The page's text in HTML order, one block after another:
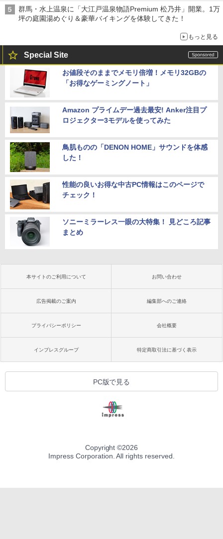
群馬・水上温泉に「大江戸温泉物語Premium 松乃井」開業。1万
坪の庭園湯めぐり＆豪華バイキングを体験してきた！
もっと見る
Special Site
お値段そのままでメモリ倍増！メモリ32GBの
「お得なゲーミングノート」
Amazon プライムデー過去最安! Anker注目プ
ロジェクター3モデルを使ってみた
鳥肌ものの「DENON HOME」サウンドを体感
した！
性能の良いお得な中古PC情報はこのページで
チェック！
ソニーミラーレス一眼の大特集！ 見どころ記事
まとめ
本サイトのご利用について お問い合わせ
広告掲載のご案内 編集部へのご連絡
プライバシーポリシー 会社概要
インプレスグループ 特定商取引法に基づく表示
PC版で見る
Copyright ©2026
Impress Corporation. All rights reserved.